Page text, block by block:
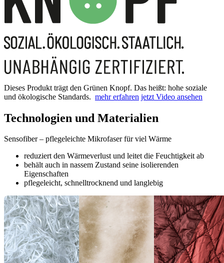
Dieses Produkt trägt den Grünen Knopf. Das heißt: hohe soziale
und ökologische Standards. mehr erfahren jetzt Video ansehen
Technologien und Materialien
Sensofiber – pflegeleichte Mikrofaser für viel Wärme
reduziert den Wärmeverlust und leitet die Feuchtigkeit ab
behält auch in nassem Zustand seine isolierenden
Eigenschaften
pflegeleicht, schnelltrocknend und langlebig